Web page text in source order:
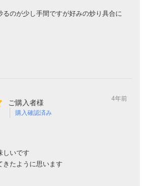
るのが少し手間ですが好みの炒り具合に
ご購入者様
購入確認済み
4年前
しいです
きたように思います